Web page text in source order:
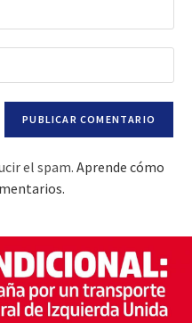
el spam. Aprende cómo